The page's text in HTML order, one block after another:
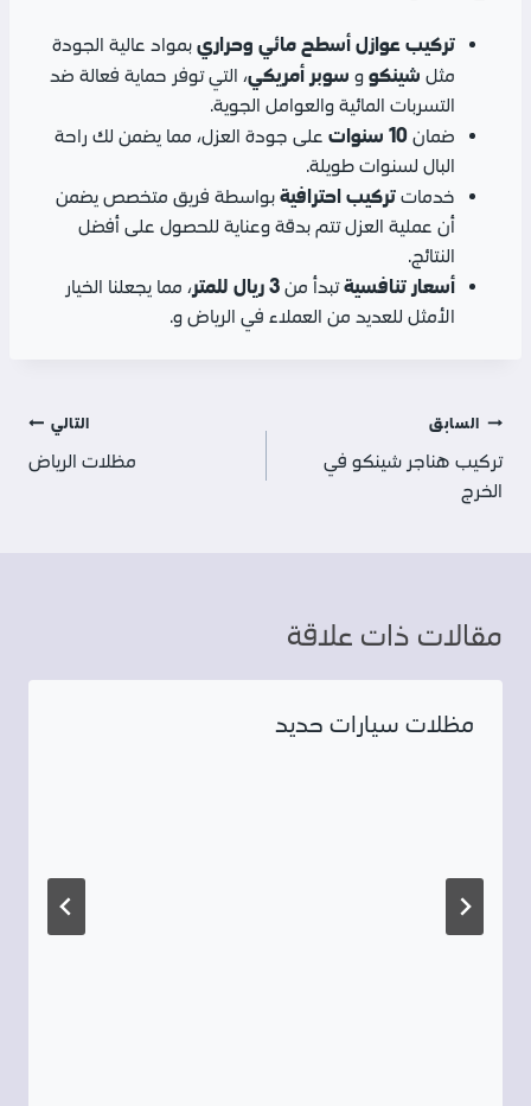
تركيب عوازل أسطح مائي وحراري بمواد عالية الجودة
مثل شينكو و سوبر أمريكي، التي توفر حماية فعالة ضد
التسربات المائية والعوامل الجوية.
ضمان 10 سنوات
على جودة العزل، مما يضمن لك راحة
البال لسنوات طويلة.
خدمات تركيب احترافية بواسطة فريق متخصص يضمن
أن عملية العزل تتم بدقة وعناية للحصول على أفضل
النتائج.
أسعار تنافسيةتبدأ من 3 ريال للمتر
، مما يجعلنا الخيار
الأمثل للعديد من العملاء في الرياض و.
تصفّح
المقالات
السابق
تركيب هناجر شينكو في
الخرج
التالي
مظلات الرياض
مقالات ذات علاقة
مظلات سيارات حديد